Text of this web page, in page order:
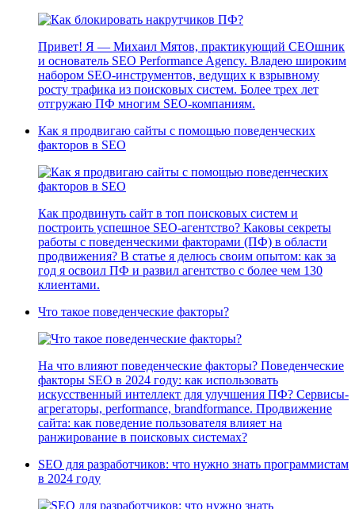
Привет! Я — Михаил Мятов, практикующий СЕОшник
и основатель SEO Performance Agency. Владею широким
набором SEO-инструментов, ведущих к взрывному
росту трафика из поисковых систем. Более трех лет
отгружаю ПФ многим SEO-компаниям.
Как я продвигаю сайты с помощью поведенческих
факторов в SEО
Как продвинуть сайт в топ поисковых систем и
построить успешное SEO-агентство? Каковы секреты
работы с поведенческими факторами (ПФ) в области
продвижения? В статье я делюсь своим опытом: как за
год я освоил ПФ и развил агентство с более чем 130
клиентами.
Что такое поведенческие факторы?
На что влияют поведенческие факторы? Поведенческие
факторы SEO в 2024 году: как использовать
искусственный интеллект для улучшения ПФ? Сервисы-
агрегаторы, performance, brandformance. Продвижение
сайта: как поведение пользователя влияет на
ранжирование в поисковых системах?
SEO для разработчиков: что нужно знать программистам
в 2024 году